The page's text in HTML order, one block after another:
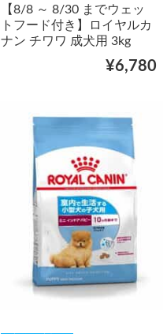
【8/8 ～ 8/30 までウェッ
トフード付き】ロイヤルカ
ナン チワワ 成犬用 3kg
¥6,780